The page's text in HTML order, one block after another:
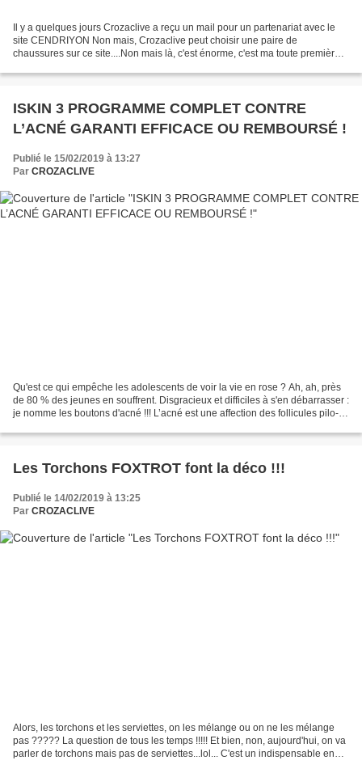
Il y a quelques jours Crozaclive a reçu un mail pour un partenariat avec le
site CENDRIYON Non mais, Crozaclive peut choisir une paire de
chaussures sur ce site....Non mais là, c'est énorme, c'est ma toute première
ISKIN 3 PROGRAMME COMPLET CONTRE
L’ACNÉ GARANTI EFFICACE OU REMBOURSÉ !
Publié le 15/02/2019 à 13:27
Par CROZACLIVE
Qu'est ce qui empêche les adolescents de voir la vie en rose ? Ah, ah, près
de 80 % des jeunes en souffrent. Disgracieux et difficiles à s'en débarrasser :
je nomme les boutons d'acné !!! L’acné est une affection des follicules pilo-
Les Torchons FOXTROT font la déco !!!
Publié le 14/02/2019 à 13:25
Par CROZACLIVE
Alors, les torchons et les serviettes, on les mélange ou on ne les mélange
pas ????? La question de tous les temps !!!!! Et bien, non, aujourd'hui, on va
parler de torchons mais pas de serviettes...lol... C'est un indispensable en